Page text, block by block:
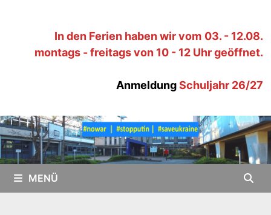
In den Ferien haben wirvom 03. - 12.08.
montags - freitags von 10 - 12 Uhr geöffnet.
AnmeldungSchuljahr 26/27
MENÜ